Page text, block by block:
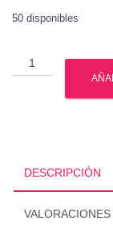
50 disponibles
Proviron
-
Mesterolona
DESCRIPCIÓN